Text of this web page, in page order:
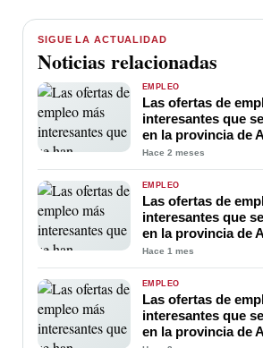
SIGUE LA ACTUALIDAD
Noticias relacionadas
EMPLEO
Las ofertas de
interesantes que
en la provincia de
29 de Mayo 2026
Hace 2 meses
EMPLEO
Las ofertas de
interesantes que
en la provincia de
25 de Junio 2026
Hace 1 mes
EMPLEO
Las ofertas de
interesantes que
en la provincia de